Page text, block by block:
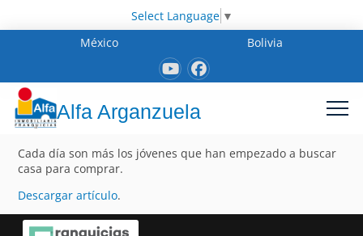
Select Language ▼
México
Bolivia
Alfa Arganzuela
Cada día son más los jóvenes que han empezado a buscar
casa para comprar.
Descargar artículo.